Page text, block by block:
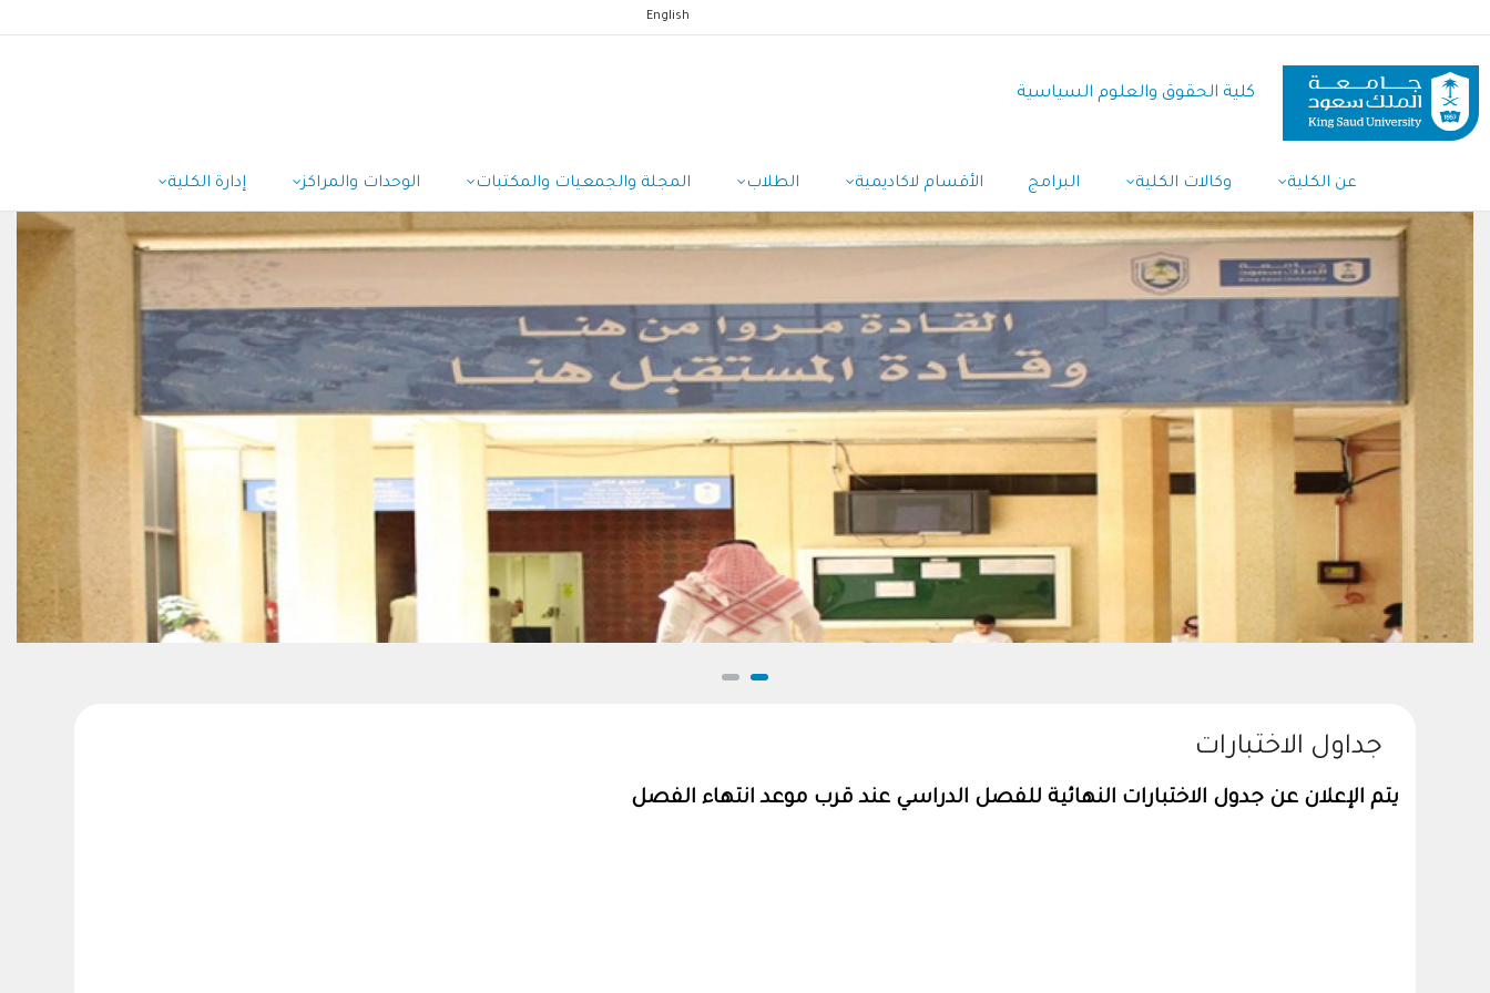
المحتوى
الرئيسي
English
كلية الحقوق والعلوم السياسية
عن الكلية وكالات الكلية البرامج الأقسام لاكاديمية الطلاب المجلة والجمعيات والمكتبات الوحدات والمراكز إدارة الكلية
جداول الاختبارات
يتم الإعلان عن جدول الاختبارات النهائية للفصل الدراسي عند قرب موعد انتهاء الفصل